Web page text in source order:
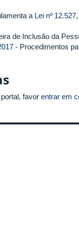
a Lei nº 12.527
de Inclusão da
- Procedimentos
favor entrar em